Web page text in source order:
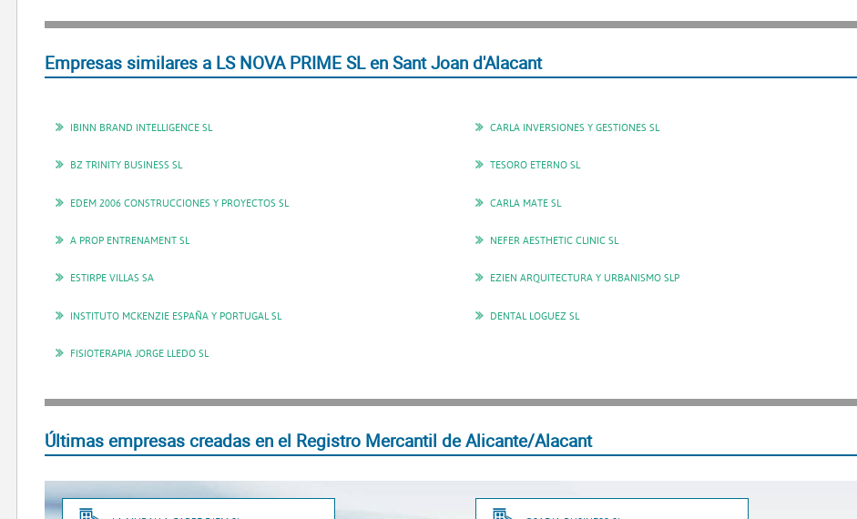
Empresas similares a LS NOVA PRIME SL en Sant Joan d'Alacant
IBINN BRAND INTELLIGENCE SL CARLA INVERSIONES Y GESTIONES SL
BZ TRINITY BUSINESS SL TESORO ETERNO SL
EDEM 2006 CONSTRUCCIONES Y PROYECTOS SL CARLA MATE SL
A PROP ENTRENAMENT SL NEFER AESTHETIC CLINIC SL
ESTIRPE VILLAS SA EZIEN ARQUITECTURA Y URBANISMO SLP
INSTITUTO MCKENZIE ESPAÑA Y PORTUGAL SL DENTAL LOGUEZ SL
FISIOTERAPIA JORGE LLEDO SL
Últimas empresas creadas en el Registro Mercantil de Alicante/Alacant